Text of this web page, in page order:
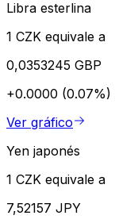
Libra esterlina
1 CZK equivale a
0,0353245 GBP
+0.0000 (0.07%)
Ver gráfico
Yen japonés
1 CZK equivale a
7,52157 JPY